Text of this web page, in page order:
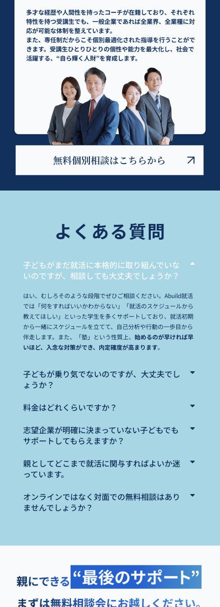
よくある質問
子どもがまだ就活に本格的に取り組んでいな
いのですが、相談しても大丈夫でしょうか？
はい、むしろそのような段階でぜひご相談ください。Abuild就活
では「何をすればいいかわからない」「就活のスケジュールから
教えてほしい」といった学生を多くサポートしており、就活初期
から一緒にスケジュールを立てて、自己分析や行動の一歩目から
伴走します。また、「塾」という性質上、始めるのが早ければ早
いほど、入念な対策ができ、内定確度が高まります。
子どもが乗り気でないのですが、大丈夫でし
ょうか？
料金はどれくらいですか？
志望企業が明確に決まっていない子どもでも
サポートしてもらえますか？
親としてどこまで就活に関与すればよいか迷
っています。
オンラインではなく対面での無料相談はあり
ませんでしょうか？